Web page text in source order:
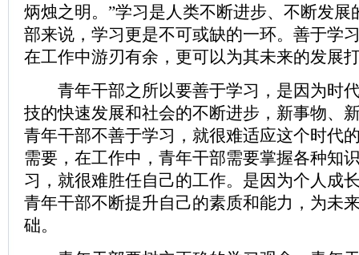
炳烛之明。”学习是人类不断进步、不断发展
部来说，学习更是不可或缺的一环。善于学
在工作中游刃有余，更可以为其未来的发展
青年干部之所以要善于学习，是因为时
技的快速发展和社会的不断进步，新事物、
青年干部不善于学习，就很难适应这个时代
需要，在工作中，青年干部需要掌握各种知
习，就很难胜任自己的工作。是因为个人成
青年干部不断提升自己的素质和能力，为未
础。